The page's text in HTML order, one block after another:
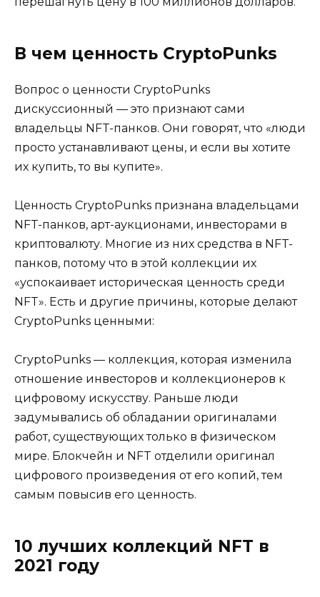
В чем ценность CryptoPunks
Вопрос о ценности CryptoPunks
дискуссионный — это признают сами
владельцы NFT-панков. Они говорят, что «люди
просто устанавливают цены, и если вы хотите
их купить, то вы купите».
Ценность CryptoPunks признана владельцами
NFT-панков, арт-аукционами, инвесторами в
криптовалюту. Многие из них средства в NFT-
панков, потому что в этой коллекции их
«успокаивает историческая ценность среди
NFT». Есть и другие причины, которые делают
CryptoPunks ценными:
CryptoPunks — коллекция, которая изменила
отношение инвесторов и коллекционеров к
цифровому искусству. Раньше люди
задумывались об обладании оригиналами
работ, существующих только в физическом
мире. Блокчейн и NFT отделили оригинал
цифрового произведения от его копий, тем
самым повысив его ценность.
10 лучших коллекций NFT в
2021 году